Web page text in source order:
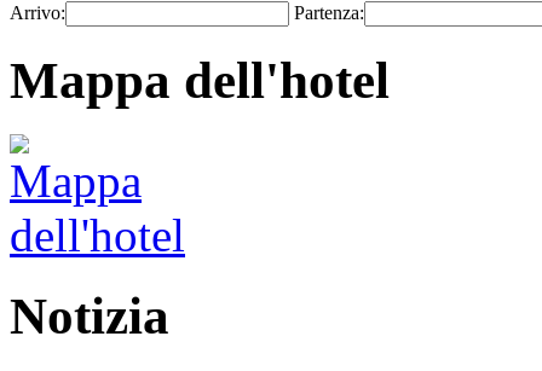
Arrivo: Partenza:
Mappa dell'hotel
Notizia